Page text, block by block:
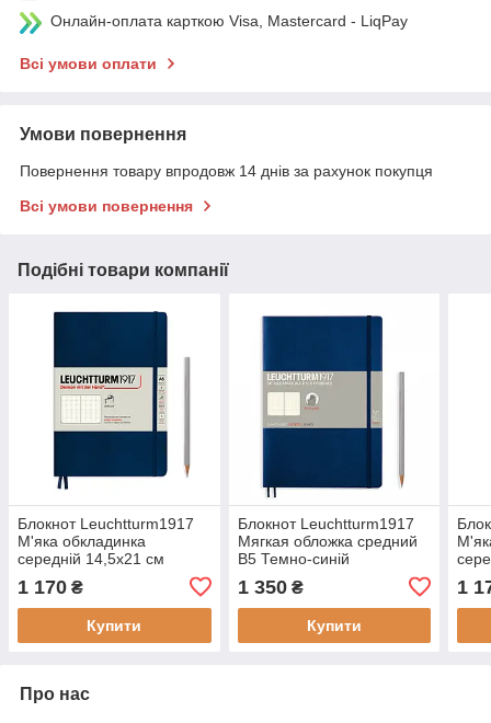
Онлайн-оплата карткою Visa, Mastercard - LiqPay
Всі умови оплати
Умови повернення
Повернення товару впродовж 14 днів за рахунок покупця
Всі умови повернення
Подібні товари компанії
Блокнот Leuchtturm1917
М'яка обкладинка
середній 14,5х21 см
(362850)
1 170 ₴
Купити
Блокнот Leuchtturm1917
Мягкая обложка средний
В5 Темно-синій
нелинованный 17,8х25,4
см (349299)
1 350₴
Купити
1
Про нас